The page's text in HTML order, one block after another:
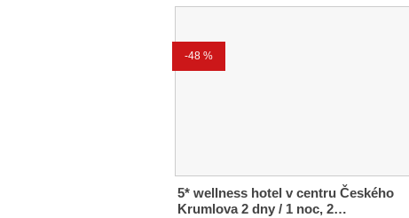
-48 %
5* wellness hotel v centru Českého
Krumlova 2 dny / 1 noc, 2…